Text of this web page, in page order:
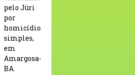
pelo Júri
por
homicídio
simples,
em
Amargosa-
BA.